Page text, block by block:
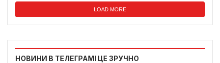
LOAD MORE
НОВИНИ В ТЕЛЕГРАМІ ЦЕ ЗРУЧНО